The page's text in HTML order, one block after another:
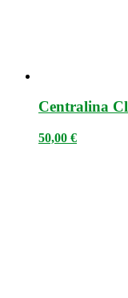
Centralina
50,00 €